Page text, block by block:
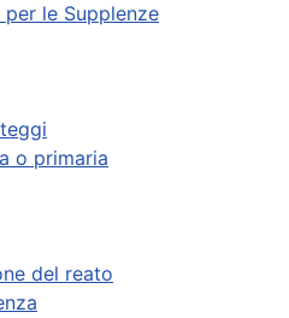
le Supplenze
o primaria
del reato